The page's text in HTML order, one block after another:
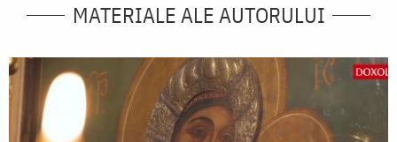
MATERIALE ALE AUTORULUI